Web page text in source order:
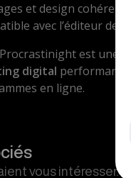
et design
avec l’éditeur de
est une
digital
en ligne.
vous intéresser.